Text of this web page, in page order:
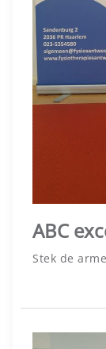
ABC
Stek de